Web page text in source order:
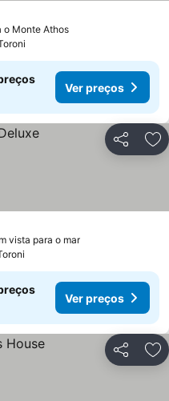
o Monte Athos
Ver preços
Partilhar
vista para o mar
Ver preços
Partilhar